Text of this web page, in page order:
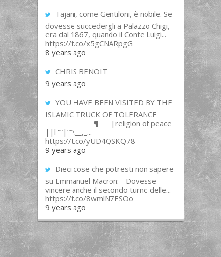
Tajani, come Gentiloni, è nobile. Se
dovesse succedergli a Palazzo Chigi,
era dal 1867, quando il Conte Luigi...
https://t.co/x5gCNARpgG
8 years ago
CHRIS BENOIT
9 years ago
YOU HAVE BEEN VISITED BY THE
ISLAMIC TRUCK OF TOLERANCE
______________¶___ |religion of peace
||l “”|””\__,_...
https://t.co/yUD4QSKQ78
9 years ago
Dieci cose che potresti non sapere
su Emmanuel Macron: - Dovesse
vincere anche il secondo turno delle...
https://t.co/8wmlN7ESOo
9 years ago